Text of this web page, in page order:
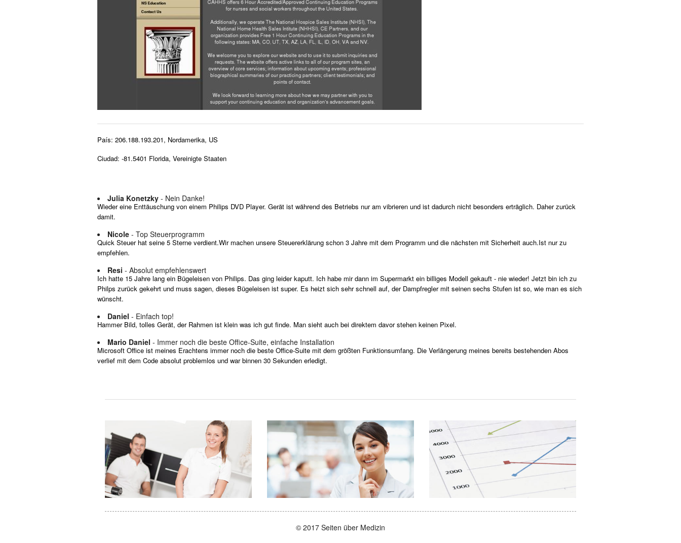
País: 206.188.193.201, Nordamerika, US
Ciudad: -81.5401 Florida, Vereinigte Staaten
Julia Konetzky - Nein Danke!
Wieder eine Enttäuschung von einem Philips DVD Player. Gerät ist während des Betriebs nur am vibrieren und ist dadurch nicht besonders erträglich. Daher zurück
damit.
Nicole - Top Steuerprogramm
Quick Steuer hat seine 5 Sterne verdient.Wir machen unsere Steuererklärung schon 3 Jahre mit dem Programm und die nächsten mit Sicherheit auch.Ist nur zu
empfehlen.
Resi - Absolut empfehlenswert
Ich hatte 15 Jahre lang ein Bügeleisen von Philips. Das ging leider kaputt. Ich habe mir dann im Supermarkt ein billiges Modell gekauft - nie wieder! Jetzt bin ich zu
Philps zurück gekehrt und muss sagen, dieses Bügeleisen ist super. Es heizt sich sehr schnell auf, der Dampfregler mit seinen sechs Stufen ist so, wie man es sich
wünscht.
Daniel - Einfach top!
Hammer Bild, tolles Gerät, der Rahmen ist klein was ich gut finde. Man sieht auch bei direktem davor stehen keinen Pixel.
Mario Daniel - Immer noch die beste Office-Suite, einfache Installation
Microsoft Office ist meines Erachtens immer noch die beste Office-Suite mit dem größten Funktionsumfang. Die Verlängerung meines bereits bestehenden Abos
verlief mit dem Code absolut problemlos und war binnen 30 Sekunden erledigt.
© 2017 Seiten über Medizin